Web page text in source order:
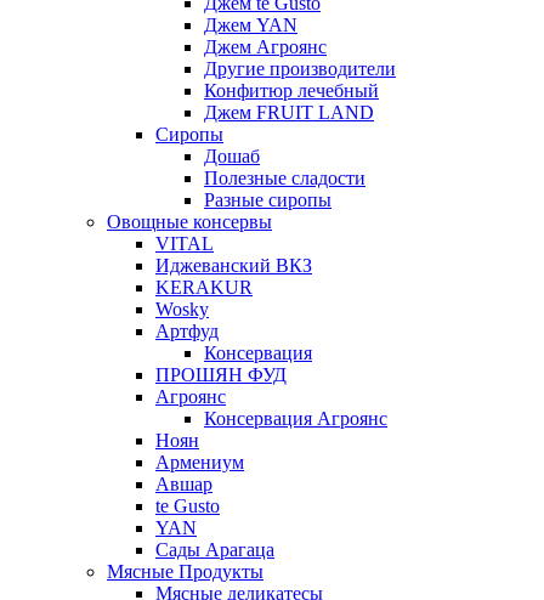
Джем YAN
Джем Агроянс
Другие производители
Конфитюр лечебный
Джем FRUIT LAND
Сиропы
Дошаб
Полезные сладости
Разные сиропы
Овощные консервы
VITAL
Иджеванский ВКЗ
KERAKUR
Wosky
Артфуд
Консервация
ПРОШЯН ФУД
Агроянс
Консервация Агроянс
Ноян
Армениум
Авшар
te Gusto
YAN
Сады Арагаца
Мясные Продукты
Мясные деликатесы